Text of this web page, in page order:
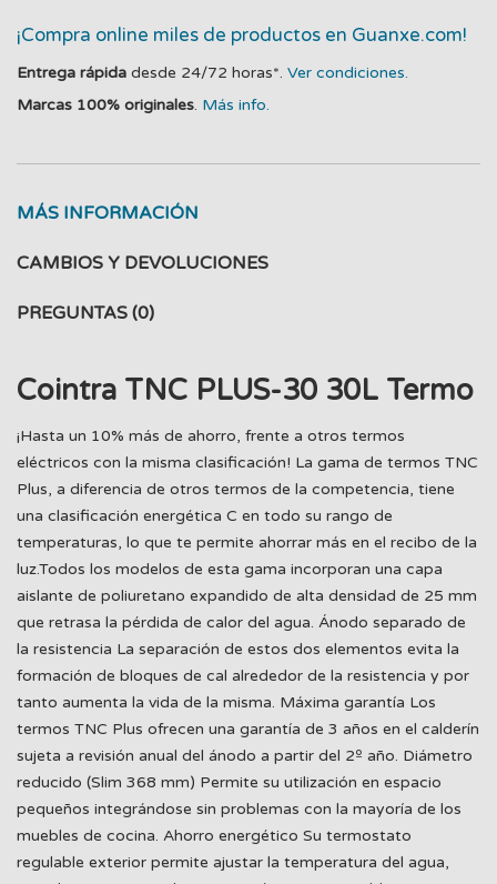
¡Compra online miles de productos en Guanxe.com!
Entrega rápida desde 24/72 horas*. Ver condiciones.
Marcas 100% originales. Más info.
MÁS INFORMACIÓN
CAMBIOS Y DEVOLUCIONES
PREGUNTAS (0)
Cointra TNC PLUS-30 30L Termo
¡Hasta un 10% más de ahorro, frente a otros termos
eléctricos con la misma clasificación! La gama de termos TNC
Plus, a diferencia de otros termos de la competencia, tiene
una clasificación energética C en todo su rango de
temperaturas, lo que te permite ahorrar más en el recibo de la
luz.Todos los modelos de esta gama incorporan una capa
aislante de poliuretano expandido de alta densidad de 25 mm
que retrasa la pérdida de calor del agua. Ánodo separado de
la resistencia La separación de estos dos elementos evita la
formación de bloques de cal alrededor de la resistencia y por
tanto aumenta la vida de la misma. Máxima garantía Los
termos TNC Plus ofrecen una garantía de 3 años en el calderín
sujeta a revisión anual del ánodo a partir del 2º año. Diámetro
reducido (Slim 368 mm) Permite su utilización en espacio
pequeños integrándose sin problemas con la mayoría de los
muebles de cocina. Ahorro energético Su termostato
regulable exterior permite ajustar la temperatura del agua,